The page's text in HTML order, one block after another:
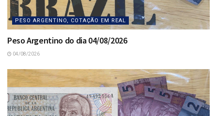
PESO ARGENTINO, COTAÇÃO EM REAL
Peso Argentino do dia 04/08/2026
04/08/2026